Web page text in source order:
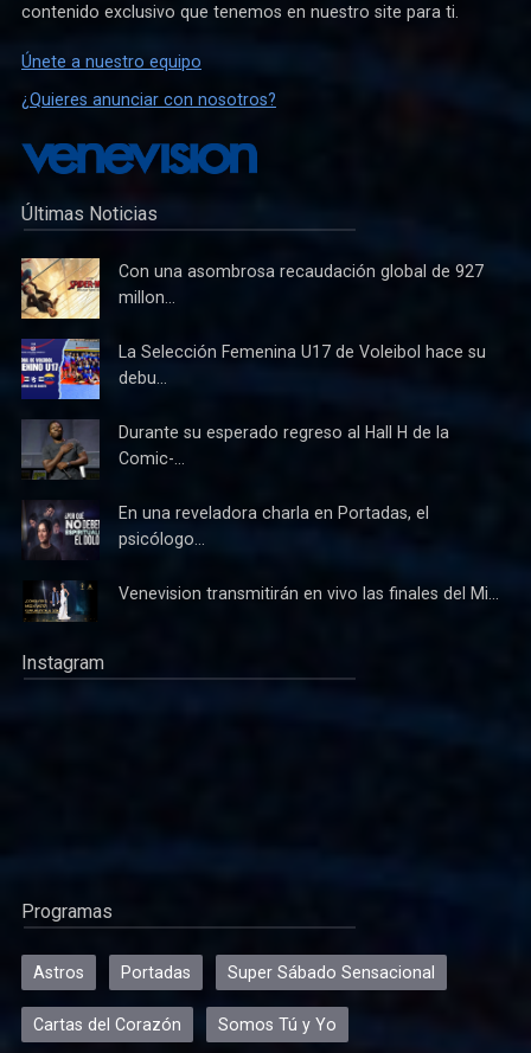
contenido exclusivo que tenemos en nuestro site para ti.
Únete a nuestro equipo
¿Quieres anunciar con nosotros?
Últimas Noticias
Con una asombrosa recaudación global de 927
millon...
La Selección Femenina U17 de Voleibol hace su
debu...
Durante su esperado regreso al Hall H de la
Comic-...
En una reveladora charla en Portadas, el
psicólogo...
Venevision transmitirán en vivo las finales del Mi...
Instagram
Programas
Astros Portadas Super Sábado Sensacional
Cartas del Corazón Somos Tú y Yo